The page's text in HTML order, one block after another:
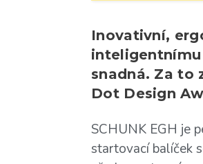
Inovativní,
snadná. Za to
Dot Design
SCHUNK EGH je
startovací balíček